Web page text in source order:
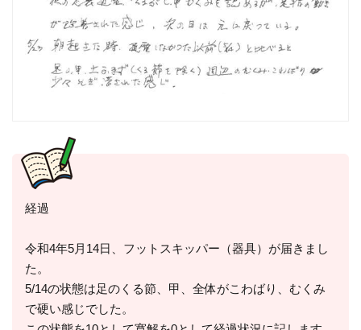
経過
令和4年5月14日、フットスキッパー（器具）が届きまし
た。
5/14の状態は足のくる節、甲、全体がこわばり、むくみ
で硬い感じでした。